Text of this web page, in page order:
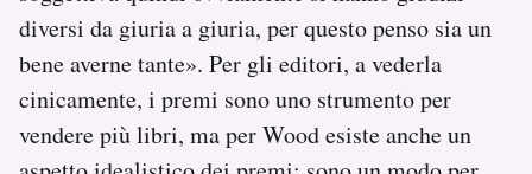
diversi da giuria a giuria, per questo penso sia un
bene averne tante». Per gli editori, a vederla
cinicamente, i premi sono uno strumento per
vendere più libri, ma per Wood esiste anche un